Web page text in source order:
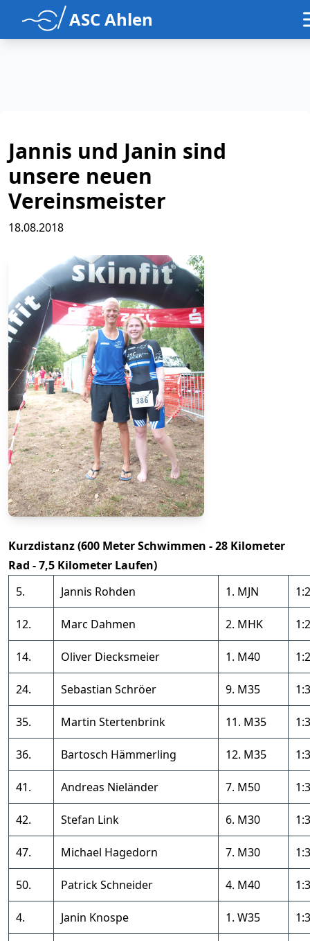
ASC Ahlen
Jannis und Janin sind
unsere neuen
Vereinsmeister
18.08.2018
Kurzdistanz (600 Meter Schwimmen - 28 Kilometer
Rad - 7,5 Kilometer Laufen)
5.
Jannis Rohden 1. MJN
12. Marc Dahmen 2. MHK
14. Oliver Diecksmeier 1. M40
24. Sebastian Schröer 9. M35
35. Martin Stertenbrink 11. M35
36. Bartosch Hämmerling 12. M35
41. Andreas Nieländer 7. M50
42. Stefan Link 6. M30
47. Michael Hagedorn 7. M30
50. Patrick Schneider 4. M40
4. Janin Knospe 1. W35